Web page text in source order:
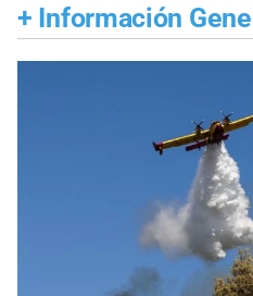
+ Información